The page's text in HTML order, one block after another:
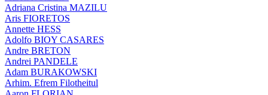
Adriana Cristina MAZILU
Aris FIORETOS
Annette HESS
Adolfo BIOY CASARES
Andre BRETON
Andrei PANDELE
Adam BURAKOWSKI
Arhim. Efrem Filotheitul